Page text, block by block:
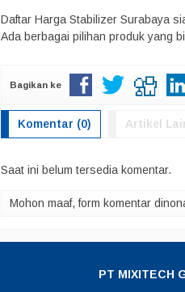
Daftar Harga Stabilizer Surabaya
Ada berbagai pilihan produk yang
Bagikan ke
Komentar (0) Artikel
Saat ini belum tersedia komentar.
Mohon maaf, form komentar
PT MIXITECH